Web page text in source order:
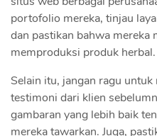
portofolio mereka, tinjau
dan pastikan bahwa mereka
memproduksi produk herbal.
Selain itu, jangan ragu untuk
testimoni dari klien
gambaran yang lebih baik
mereka tawarkan. Juga,